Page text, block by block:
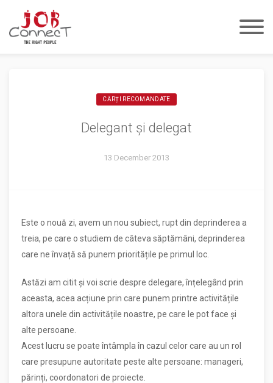
CĂRȚI RECOMANDATE
Delegant și delegat
13 December 2013
Este o nouă zi, avem un nou subiect, rupt din deprinderea a
treia, pe care o studiem de câteva săptămâni, deprinderea
care ne învață să punem prioritățile pe primul loc.
Astăzi am citit și voi scrie despre delegare, înțelegând prin
aceasta, acea acțiune prin care punem printre activitățile
altora unele din activitățile noastre, pe care le pot face și
alte persoane.
Acest lucru se poate întâmpla în cazul celor care au un rol
care presupune autoritate peste alte persoane: manageri,
părinți, coordonatori de proiecte.
Job-uri
Contact